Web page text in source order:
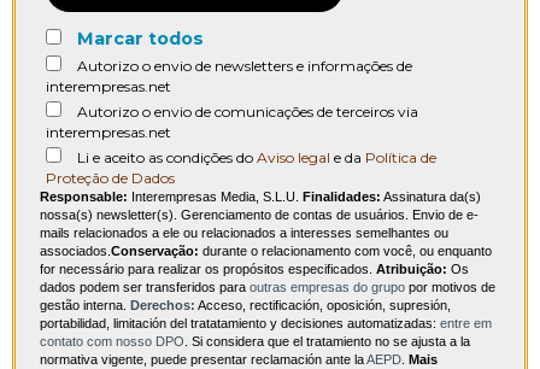
Marcar todos
Autorizo o envio de newsletters e informações de
interempresas.net
Autorizo o envio de comunicações de terceiros via
interempresas.net
Li e aceito as condições do Aviso legal e da Política de
Proteção de Dados
Responsable: Interempresas Media, S.L.U. Finalidades: Assinatura da(s)
nossa(s) newsletter(s). Gerenciamento de contas de usuários. Envio de e-
mails relacionados a ele ou relacionados a interesses semelhantes ou
associados.Conservação: durante o relacionamento com você, ou enquanto
for necessário para realizar os propósitos especificados. Atribuição: Os
dados podem ser transferidos para outras empresas do grupo por motivos de
gestão interna. Derechos: Acceso, rectificación, oposición, supresión,
portabilidad, limitación del tratatamiento y decisiones automatizadas: entre em
contato com nosso DPO. Si considera que el tratamiento no se ajusta a la
normativa vigente, puede presentar reclamación ante laAEPD. Mais